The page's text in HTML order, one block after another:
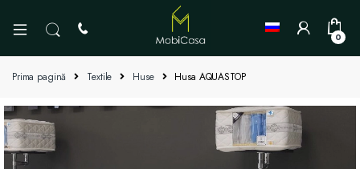
0
Prima pagină Textile Huse Husa AQUASTOP